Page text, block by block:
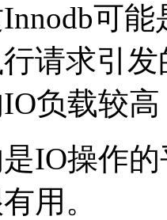
可
请求引
负载较
IO操作
用。